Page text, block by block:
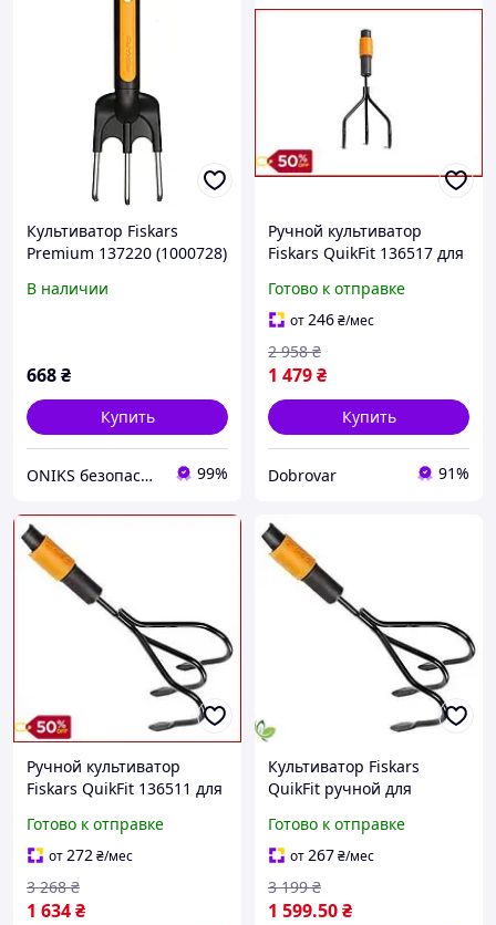
Культиватор Fiskars
Premium 137220 (1000728)
В наличии
668₴
Купить
ONIKS безопасность и комфорт 99%
Ручной культиватор
Fiskars QuikFit 136517 для
и ухода за садом в
Финляндии
Готово к отправке
от246₴/мес
1 479₴
2 958 ₴
Купить
Dobrovar 91%
Ручной культиватор
Fiskars QuikFit 136511 для
почвы в саду Финляндия
Готово к отправке
от272₴/мес
1 634₴
3 268 ₴
Культиватор Fiskars
QuikFit ручной для
почвы с закалёнными
зубцами
Готово к отправке
от267₴/мес
1 599.50₴
3 199 ₴